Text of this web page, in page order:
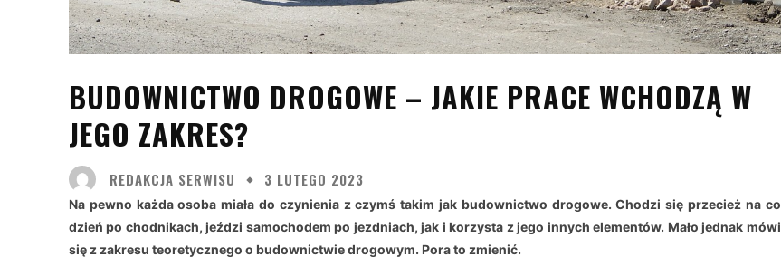
BUDOWNICTWO DROGOWE – JAKIE PRACE WCHODZĄ W
JEGO ZAKRES?
REDAKCJA SERWISU 3 LUTEGO 2023
Na pewno każda osoba miała do czynienia z czymś takim jak budownictwo drogowe. Chodzi się przecież na co
dzień po chodnikach, jeździ samochodem po jezdniach, jak i korzysta z jego innych elementów. Mało jednak mówi
się z zakresu teoretycznego o budownictwie drogowym. Pora to zmienić.